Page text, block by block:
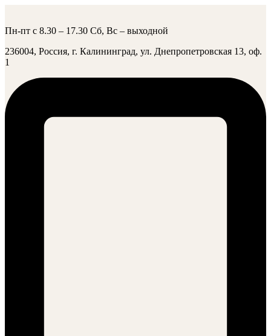
Пн-пт с 8.30 – 17.30 Сб, Вс – выходной
236004, Россия, г. Калининград, ул. Днепропетровская 13, оф.
1